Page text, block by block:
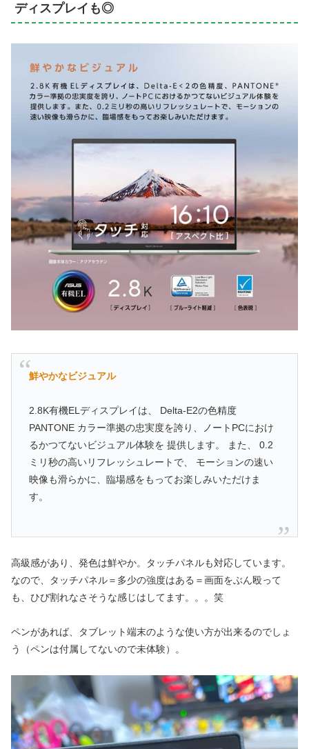
ディスプレイも◎
鮮やかなビジュアル
2.8K有機ELディスプレイは、 Delta-E2の色精度
PANTONE カラー準拠の忠実度を誇り、ノートPCにおけ
るかつてないビジュアル体験を 提供します。 また、 0.2
ミリ秒の高いリフレッシュレートで、 モーションの速い
映像も滑らかに、臨場感をもってお楽しみいただけま
す。
高級感があり、発色は鮮やか。タッチパネルも対応しています。
なので、タッチパネル＝多少の強度はある＝画面をぶん殴って
も、ひび割れなさそうな感じはしてます。。。笑
ペンがあれば、タブレット端末のような使い方が出来るのでしょ
う（ペンは付属してないので未体験）。